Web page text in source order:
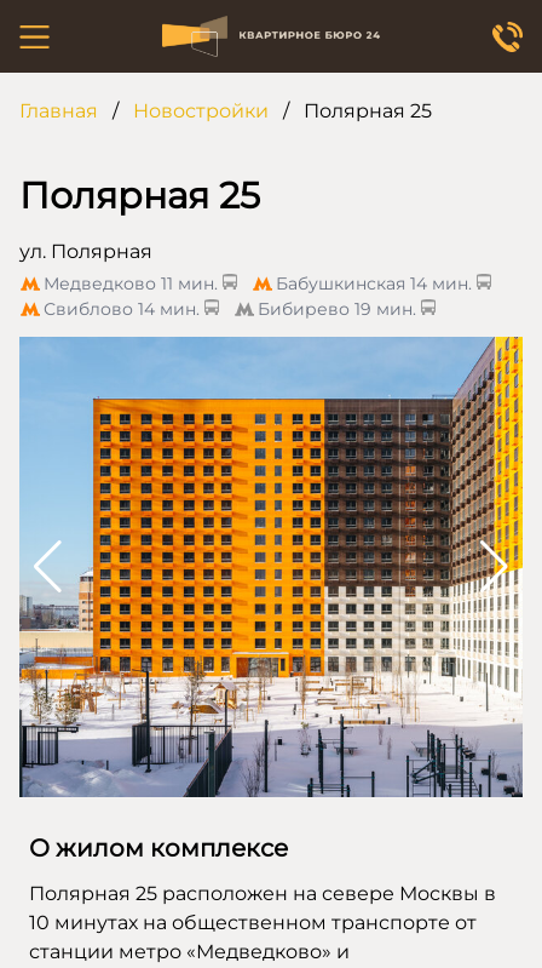
Главная / Новостройки / Полярная 25
Полярная 25
ул. Полярная
Медведково 11 мин. Бабушкинская 14 мин.
Свиблово 14 мин. Бибирево 19 мин.
О жилом комплексе
Полярная 25 расположен на севере Москвы в
10 минутах на общественном транспорте от
станции метро «Медведково» и